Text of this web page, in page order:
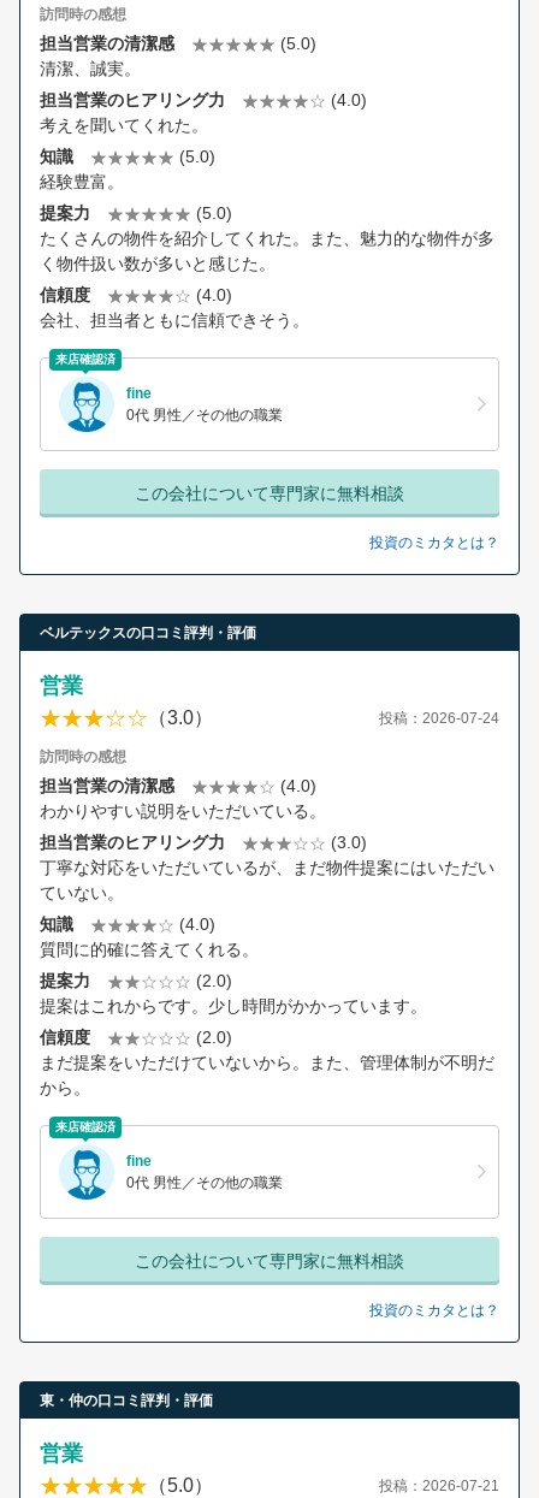
訪問時の感想
担当営業の清潔感
(5.0)
清潔、誠実。
担当営業のヒアリング力
(4.0)
考えを聞いてくれた。
知識
(5.0)
経験豊富。
提案力
(5.0)
たくさんの物件を紹介してくれた。また、魅力的な物件が多
く物件扱い数が多いと感じた。
信頼度
(4.0)
会社、担当者ともに信頼できそう。
来店確認済
fine
0代 男性／その他の職業
この会社について専門家に無料相談
投資のミカタとは？
ベルテックスの口コミ評判・評価
営業
（3.0） 投稿：2026-07-24
訪問時の感想
担当営業の清潔感
(4.0)
わかりやすい説明をいただいている。
担当営業のヒアリング力
(3.0)
丁寧な対応をいただいているが、まだ物件提案にはいただい
ていない。
知識
(4.0)
質問に的確に答えてくれる。
提案力
(2.0)
提案はこれからです。少し時間がかかっています。
信頼度
(2.0)
まだ提案をいただけていないから。また、管理体制が不明だ
から。
来店確認済
fine
0代 男性／その他の職業
この会社について専門家に無料相談
投資のミカタとは？
東・仲の口コミ評判・評価
営業
（5.0） 投稿：2026-07-21